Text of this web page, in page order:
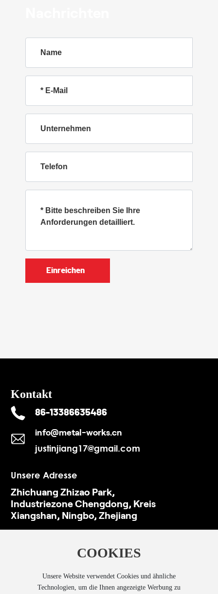
Einreichen
Kontakt
86-13386635486
info@metal-works.cn
justinjiang17@gmail.com
Unsere Adresse
Zhichuang Zhizao Park,
Industriezone Chengdong, Kreis
Xiangshan, Ningbo, Zhejiang
Rechte vorbehalten.
COOKIES
Unsere Website verwendet Cookies und ähnliche
Technologien, um die Ihnen angezeigte Werbung zu